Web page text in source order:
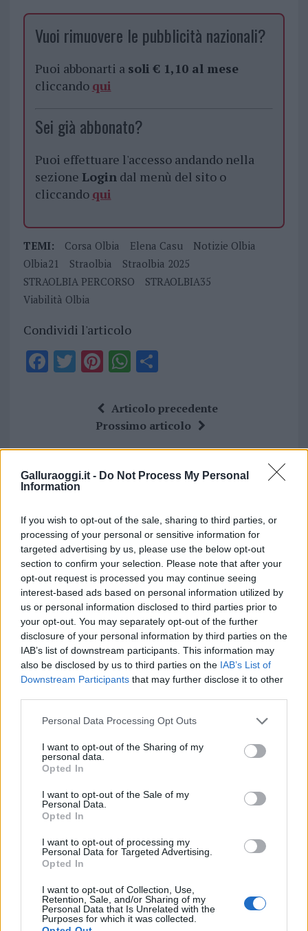
Galluraoggi.it - Do Not Process My Personal
Information
If you wish to opt-out of the sale, sharing to third parties, or
processing of your personal or sensitive information for
targeted advertising by us, please use the below opt-out
section to confirm your selection. Please note that after your
opt-out request is processed you may continue seeing
interest-based ads based on personal information utilized by
us or personal information disclosed to third parties prior to
your opt-out. You may separately opt-out of the further
disclosure of your personal information by third parties on the
IAB’s list of downstream participants. This information may
also be disclosed by us to third parties on the IAB’s List of
Downstream Participants that may further disclose it to other
Please note that this website/app uses one or more Google
not limited to your visit or usage behaviour. You may click to
grant or deny consent to Google and its third-party tags to
use your data for below specified purposes in below Google
consent section.
Personal Data Processing Opt Outs
I want to opt-out of the Sharing of my
personal data.
Opted In
I want to opt-out of the Sale of my
Personal Data.
Opted In
I want to opt-out of processing my
Personal Data for Targeted Advertising.
Opted In
I want to opt-out of Collection, Use,
Retention, Sale, and/or Sharing of my
Personal Data that Is Unrelated with the
Purposes for which it was collected.
Vuoi rimuovere le pubblicità nazionali?
Puoi abbonarti a soli € 1,10 al mese
cliccando qui
Sei già abbonato?
Puoi effettuare l'accesso andando nella
sezione Logindal menù del sito o
cliccando qui
TEMI: Corsa Olbia Elena Casu
Notizie Olbia
Olbia21
Straolbia
Straolbia 2025
STRAOLBIA PERCORSO
STRAOLBIA35
Viabilità Olbia
Condividi l'articolo
F
o
o
k
T
r
Pi
te
re
st
W
at
s
A
p
S
a
re
Articolo precedente
Prossimo articolo
NOTIZIE RECENTI
Monte Pino, la fine di un lungo dolore: storia e
rinascita della strada che segnò la Gallura
Raid nelle campagne di Berchidda, rischio per
la rete elettrica
Monte Pino, via i cancelli del cantiere: la Gallura
ritrova la strada
Nuovi stalli residenti a Palau, il Comune
completa l’iter
Film internazionale, casting per comparse in
Costa Smeralda
Porto Rotondo ospita la grande sfida della vela
nell’estate 2026
caviale e sabbia rubata